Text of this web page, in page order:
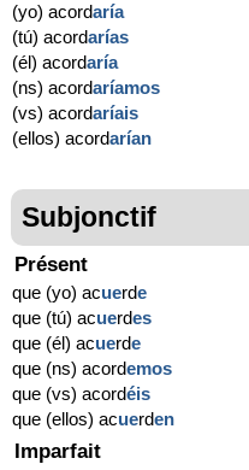
(yo) acordaría
(tú) acordarías
(él) acordaría
(ns) acordaríamos
(vs) acordaríais
(ellos) acordarían
Subjonctif
Présent
que (yo) acuerde
que (tú) acuerdes
que (él) acuerde
que (ns) acordemos
que (vs) acordéis
que (ellos) acuerden
Imparfait